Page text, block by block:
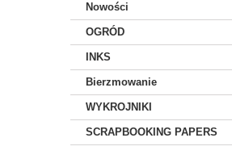
Nowości
OGRÓD
INKS
Bierzmowanie
WYKROJNIKI
SCRAPBOOKING PAPERS